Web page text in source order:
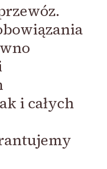
i całych